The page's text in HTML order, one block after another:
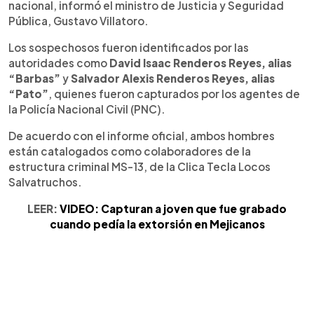
nacional, informó el ministro de Justicia y Seguridad
Pública, Gustavo Villatoro.
Los sospechosos fueron identificados por las
autoridades como David Isaac Renderos Reyes, alias
“Barbas” ySalvador Alexis Renderos Reyes, alias
“Pato”, quienes fueron capturados por los agentes de
la Policía Nacional Civil (PNC).
De acuerdo con el informe oficial, ambos hombres
están catalogados como colaboradores de la
estructura criminal MS-13, de la Clica Tecla Locos
Salvatruchos.
LEER: VIDEO: Capturan a joven que fue grabado
cuando pedía la extorsión en Mejicanos